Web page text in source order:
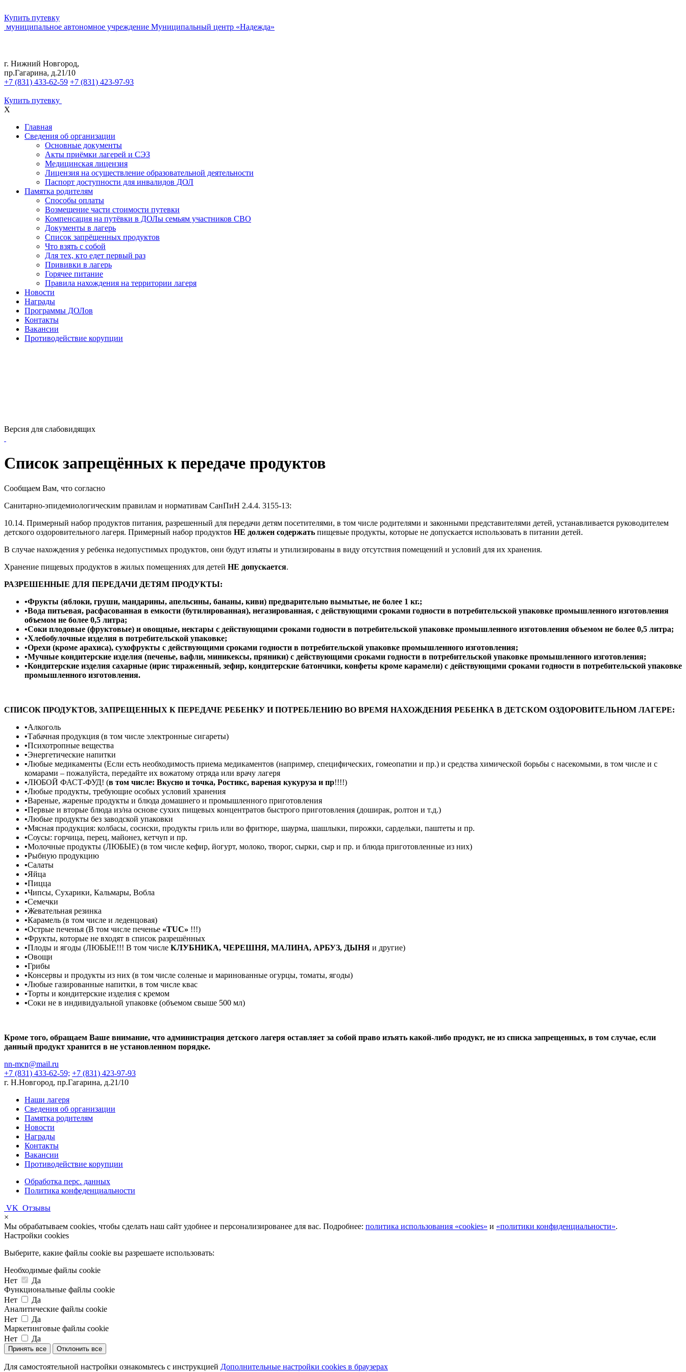
Купить путевку
муниципальное автономное учреждение Муниципальный центр «Надежда»
г. Нижний Новгород,
пр.Гагарина, д.21/10
+7 (831) 433-62-59 +7 (831) 423-97-93
Купить путевку
X
Главная
Сведения об организации
Основные документы
Акты приёмки лагерей и СЭЗ
Медицинская лицензия
Лицензия на осуществление образовательной деятельности
Паспорт доступности для инвалидов ДОЛ
Памятка родителям
Способы оплаты
Возмещение части стоимости путевки
Компенсация на путёвки в ДОЛы семьям участников СВО
Документы в лагерь
Список запрёщенных продуктов
Что взять с собой
Для тех, кто едет первый раз
Прививки в лагерь
Горячее питание
Правила нахождения на территории лагеря
Новости
Награды
Программы ДОЛов
Контакты
Вакансии
Противодействие корупции
Версия для слабовидящих
Список запрещённых к передаче продуктов
Сообщаем Вам, что согласно
Санитарно-эпидемиологическим правилам и нормативам СанПиН 2.4.4. 3155-13:
10.14. Примерный набор продуктов питания, разрешенный для передачи детям посетителями, в том числе родителями и законными представителями детей, устанавливается руководителем
детского оздоровительного лагеря. Примерный набор продуктов НЕ должен содержать пищевые продукты, которые не допускается использовать в питании детей.
В случае нахождения у ребенка недопустимых продуктов, они будут изъяты и утилизированы в виду отсутствия помещений и условий для их хранения.
Хранение пищевых продуктов в жилых помещениях для детей НЕ допускается.
РАЗРЕШЕННЫЕ ДЛЯ ПЕРЕДАЧИ ДЕТЯМ ПРОДУКТЫ:
•Фрукты (яблоки, груши, мандарины, апельсины, бананы, киви) предварительно вымытые, не более 1 кг.;
•Вода питьевая, расфасованная в емкости (бутилированная), негазированная, с действующими сроками годности в потребительской упаковке промышленного изготовления
объемом не более 0,5 литра;
•Соки плодовые (фруктовые) и овощные, нектары с действующими сроками годности в потребительской упаковке промышленного изготовления объемом не более 0,5 литра;
•Хлебобулочные изделия в потребительской упаковке;
•Орехи (кроме арахиса), сухофрукты с действующими сроками годности в потребительской упаковке промышленного изготовления;
•Мучные кондитерские изделия (печенье, вафли, миникексы, пряники) с действующими сроками годности в потребительской упаковке промышленного изготовления;
•Кондитерские изделия сахарные (ирис тираженный, зефир, кондитерские батончики, конфеты кроме карамели) с действующими сроками годности в потребительской упаковке
промышленного изготовления.
СПИСОК ПРОДУКТОВ, ЗАПРЕЩЕННЫХ К ПЕРЕДАЧЕ РЕБЕНКУ И ПОТРЕБЛЕНИЮ ВО ВРЕМЯ НАХОЖДЕНИЯ РЕБЕНКА В ДЕТСКОМ ОЗДОРОВИТЕЛЬНОМ ЛАГЕРЕ:
•Алкоголь
•Табачная продукция (в том числе электронные сигареты)
•Психотропные вещества
•Энергетические напитки
•Любые медикаменты (Если есть необходимость приема медикаментов (например, специфических, гомеопатии и пр.) и средства химической борьбы с насекомыми, в том числе и с
комарами – пожалуйста, передайте их вожатому отряда или врачу лагеря
•ЛЮБОЙ ФАСТ-ФУД! (в том числе: Вкусно и точка, Ростикс, вареная кукуруза и пр!!!!)
•Любые продукты, требующие особых условий хранения
•Вареные, жареные продукты и блюда домашнего и промышленного приготовления
•Первые и вторые блюда из/на основе сухих пищевых концентратов быстрого приготовления (доширак, ролтон и т.д.)
•Любые продукты без заводской упаковки
•Мясная продукция: колбасы, сосиски, продукты гриль или во фритюре, шаурма, шашлыки, пирожки, сардельки, паштеты и пр.
•Соусы: горчица, перец, майонез, кетчуп и пр.
•Молочные продукты (ЛЮБЫЕ) (в том числе кефир, йогурт, молоко, творог, сырки, сыр и пр. и блюда приготовленные из них)
•Рыбную продукцию
•Салаты
•Яйца
•Пицца
•Чипсы, Сухарики, Кальмары, Вобла
•Семечки
•Жевательная резинка
•Карамель (в том числе и леденцовая)
•Острые печенья (В том числе печенье «TUС» !!!)
•Фрукты, которые не входят в список разрешённых
•Плоды и ягоды (ЛЮБЫЕ!!! В том числе КЛУБНИКА, ЧЕРЕШНЯ, МАЛИНА, АРБУЗ, ДЫНЯ и другие)
•Овощи
•Грибы
•Консервы и продукты из них (в том числе соленые и маринованные огурцы, томаты, ягоды)
•Любые газированные напитки, в том числе квас
•Торты и кондитерские изделия с кремом
•Соки не в индивидуальной упаковке (объемом свыше 500 мл)
Кроме того, обращаем Ваше внимание, что администрация детского лагеря оставляет за собой право изъять какой-либо продукт, не из списка запрещенных, в том случае, если
данный продукт хранится в не установленном порядке.
nn-mcn@mail.ru
+7 (831) 433-62-59; +7 (831) 423-97-93
г. Н.Новгород, пр.Гагарина, д.21/10
Наши лагеря
Сведения об организации
Памятка родителям
Новости
Награды
Контакты
Вакансии
Противодействие корупции
Обработка перс. данных
Политика конфеденциальности
VK Отзывы
×
Мы обрабатываем cookies, чтобы сделать наш сайт удобнее и персонализированее для вас. Подробнее: политика использования «cookies» и «политики конфиденциальности».
Настройки cookies
Выберите, какие файлы cookie вы разрешаете использовать:
Необходимые файлы cookie
Нет
Да
Функциональные файлы cookie
Нет
Да
Аналитические файлы cookie
Нет
Да
Маркетинговые файлы cookie
Нет
Да
Принять все Отклонить все
Для самостоятельной настройки ознакомьтесь с инструкцией Дополнительные настройки cookies в браузерах